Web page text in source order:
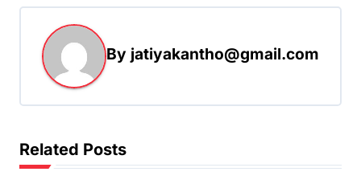
a
v
i
a
By jatiyakantho@gmail.com
Related Posts